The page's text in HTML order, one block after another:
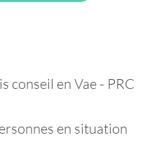
conseil en Vae - PRC
en situation